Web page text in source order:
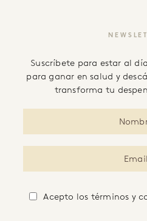
Suscríbete para estar al día de recetas y consejos
para ganar en salud y
transforma tu
Acepto los términos y